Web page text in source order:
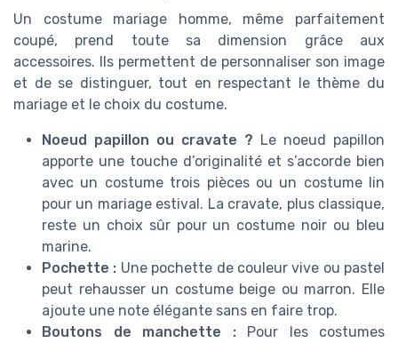
Un costume mariage homme, même parfaitement
coupé, prend toute sa dimension grâce aux
accessoires. Ils permettent de personnaliser son image
et de se distinguer, tout en respectant le thème du
mariage et le choix du costume.
Noeud papillon ou cravate ? Le noeud papillon
apporte une touche d’originalité et s’accorde bien
avec un costume trois pièces ou un costume lin
pour un mariage estival. La cravate, plus classique,
reste un choix sûr pour un costume noir ou bleu
marine.
Pochette : Une pochette de couleur vive ou pastel
peut rehausser un costume beige ou marron. Elle
ajoute une note élégante sans en faire trop.
Boutons de manchette :Pour les costumes